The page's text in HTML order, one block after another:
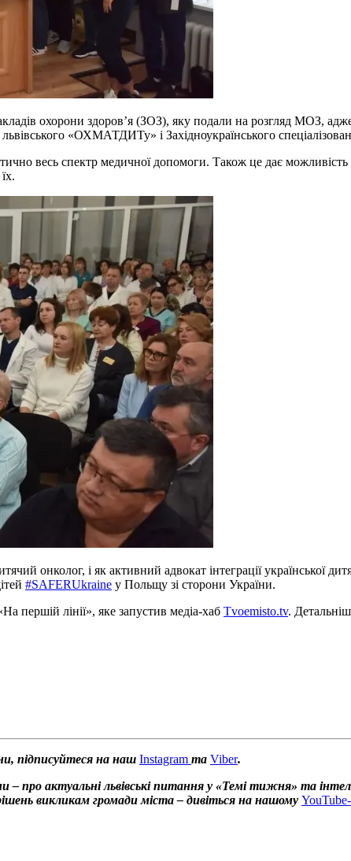
охорони здоров’я (ЗОЗ), яку подали на розгляд МОЗ,
«ОХМАТДИТу» і Західноукраїнського
весь спектр медичної допомоги. Також це дає можливість
онколог, і як активний адвокат інтеграції української
#SAFERUkraine у Польщу зі сторони України.
першій лінії», яке запустив медіа-хаб Тvoemisto.tv.
підписуйтеся на наш Instagram та Viber.
про актуальні львівські питання у «Темі тижня» та
викликам громади міста – дивіться на нашому